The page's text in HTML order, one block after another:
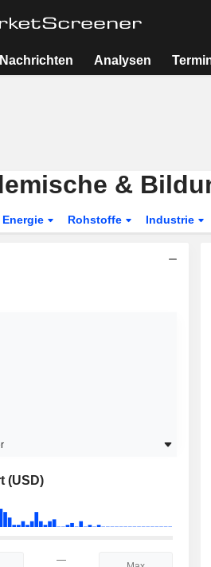
Nachrichten Analysen
&
Energie Rohstoffe Industrie
(USD)
—